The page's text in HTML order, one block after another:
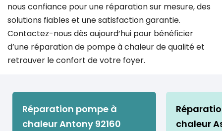
nous confiance pour une réparation sur mesure, des
solutions fiables et une satisfaction garantie.
Contactez-nous dès aujourd’hui pour bénéficier
d’une réparation de pompe à chaleur de qualité et
retrouver le confort de votre foyer.
Réparation pompe à
chaleur Antony 92160
chaleur